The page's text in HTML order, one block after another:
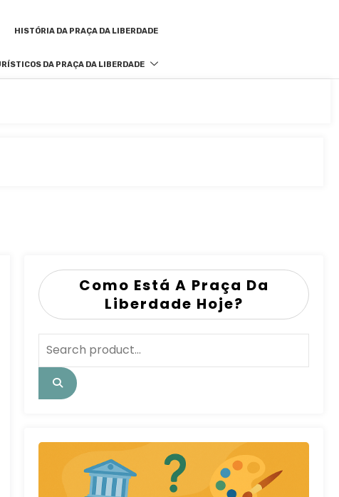
HISTÓRIA DA PRAÇA DA LIBERDADE
DA PRAÇA DA LIBERDADE
Como Está A Praça Da
Liberdade Hoje?